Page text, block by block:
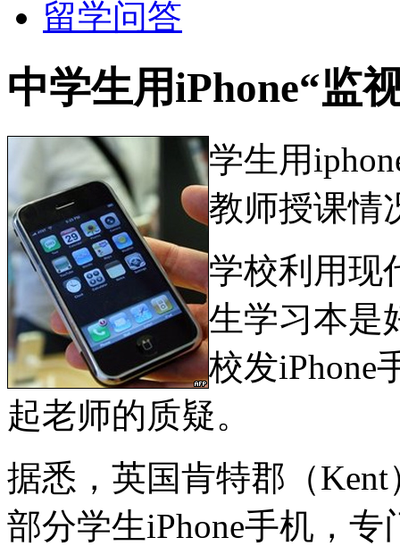
留学问答
中学生用iPhone“监
学生用
教师授课情
学校利用现
生学习本是
校发iPhone
起老师的质疑。
据悉，英国肯特郡（
部分学生iPhone手机，专